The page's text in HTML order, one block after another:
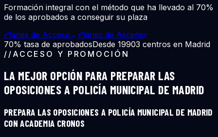
Formación integral con el método que ha llevado al 70%
de los aprobados a conseguir su plaza
Planes de Acceso → Planes de Ascenso
70% tasa de aprobadosDesde 19903 centros en Madrid
// ACCESO Y PROMOCIÓN
LA MEJOR OPCIÓN PARA PREPARAR LAS
OPOSICIONES A POLICÍA MUNICIPAL DE MADRID
PREPARA LAS OPOSICIONES A POLICÍA MUNICIPAL DE MADRID
CON ACADEMIA CRONOS